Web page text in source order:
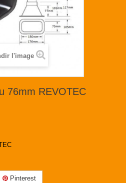
l'image
76mm REVOTEC
Pinterest